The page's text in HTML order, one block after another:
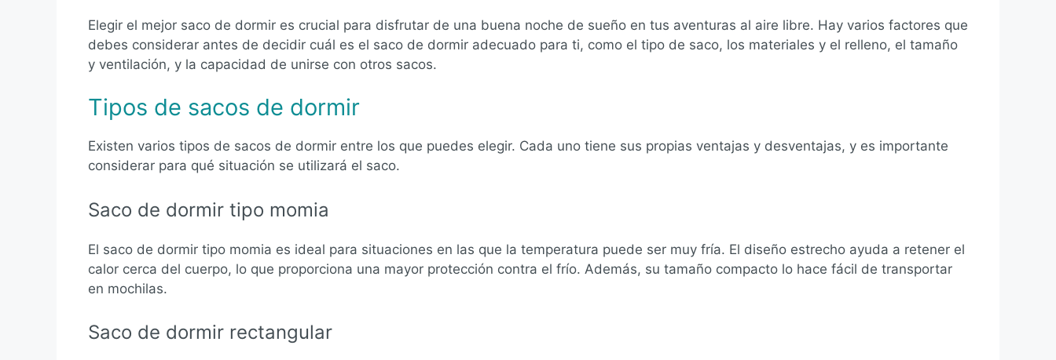
Elegir el mejor saco de dormir es crucial para disfrutar de una buena noche de sueño en tus aventuras al aire libre. Hay varios factores que
debes considerar antes de decidir cuál es el saco de dormir adecuado para ti, como el tipo de saco, los materiales y el relleno, el tamaño
y ventilación, y la capacidad de unirse con otros sacos.
Tipos de sacos de dormir
Existen varios tipos de sacos de dormir entre los que puedes elegir. Cada uno tiene sus propias ventajas y desventajas, y es importante
considerar para qué situación se utilizará el saco.
Saco de dormir tipo momia
El saco de dormir tipo momia es ideal para situaciones en las que la temperatura puede ser muy fría. El diseño estrecho ayuda a retener el
calor cerca del cuerpo, lo que proporciona una mayor protección contra el frío. Además, su tamaño compacto lo hace fácil de transportar
en mochilas.
Saco de dormir rectangular